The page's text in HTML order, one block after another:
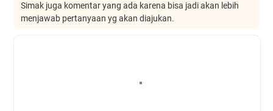
Simak juga komentar yang ada karena bisa jadi akan lebih
menjawab pertanyaan yg akan diajukan.